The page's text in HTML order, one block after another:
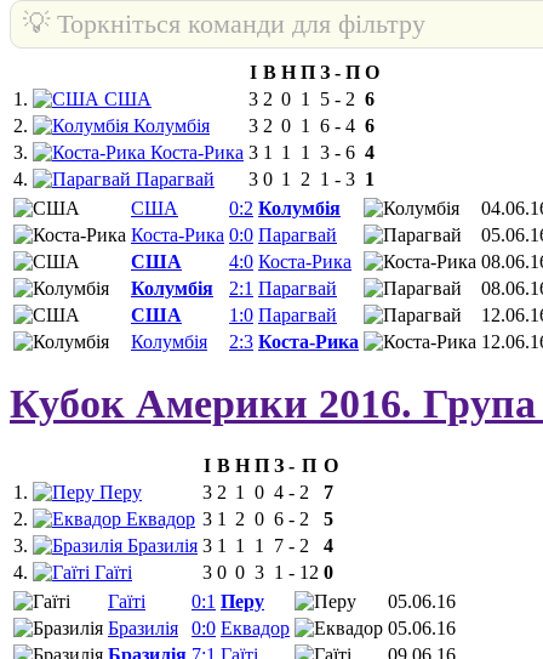
💡 Торкніться команди для фільтру
І В Н П З - П О
1.
США 3 2 0 1 5 - 2 6
2.
Колумбія 3 2 0 1 6 - 4 6
3.
Коста-Рика 3 1 1 1 3 - 6 4
4.
Парагвай 3 0 1 2 1 - 3 1
США
0:2 Колумбія
Коста-Рика 0:0 Парагвай
США
4:0 Коста-Рика
Колумбія
2:1 Парагвай
США
1:0 Парагвай
Колумбія
2:3 Коста-Рика
Кубок Америки 2016.
І В Н П З - П О
1.
Перу 3 2 1 0 4 - 2
7
2.
Еквадор 3 1 2 0 6 - 2
5
3.
Бразилія 3 1 1 1 7 - 2
4
4.
Гаїті 3 0 0 3 1 - 12 0
Гаїті
0:1 Перу
05.06.16
Бразилія
0:0 Еквадор
05.06.16
Бразилія 7:1 Гаїті
09.06.16